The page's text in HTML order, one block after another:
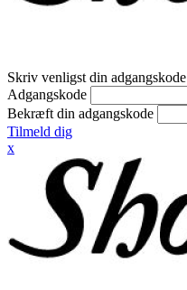
Skriv venligst din adgangskode
Adgangskode
Bekræft din adgangskode
Tilmeld dig
x